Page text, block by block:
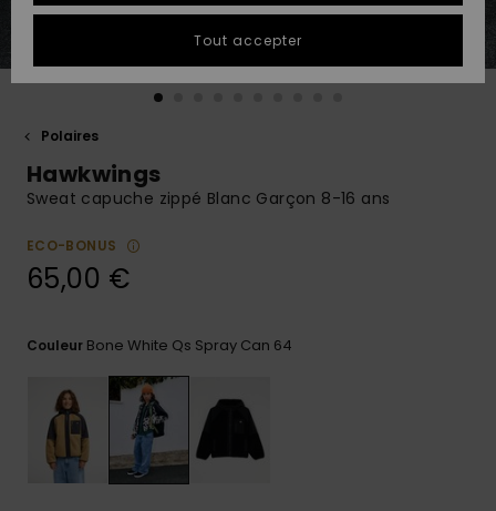
conversation
plus rapide
à votre
question.
réponses
aux
les plus
fréquentes
et notre
Polaires
Hawkwings
Sweat capuche zippé Blanc Garçon 8-16 ans
ECO-BONUS
65,00 €
Couleur Bone White Qs Spray Can 64
Tout accepter